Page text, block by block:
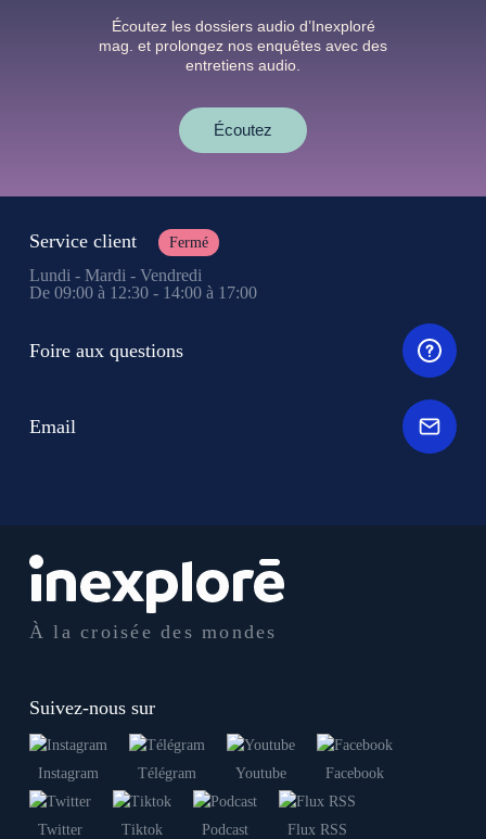
Écoutez les dossiers audio d’Inexploré
mag. et prolongez nos enquêtes avec des
entretiens audio.
Écoutez
À la croisée des mondes
Suivez-nous sur
Instagram Télégram Youtube Facebook
Twitter Tiktok Podcast Flux RSS
Service client Fermé
Lundi - Mardi - Vendredi
De 09:00 à 12:30 - 14:00 à 17:00
Foire aux questions
Email